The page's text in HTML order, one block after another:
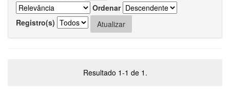
Ordenar
Registro(s)
Resultado 1-1 de 1.